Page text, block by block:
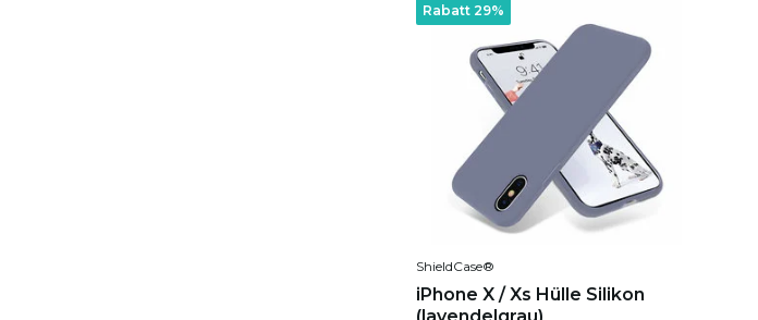
Rabatt 29%
ShieldCase®
iPhone X / Xs Hülle Silikon